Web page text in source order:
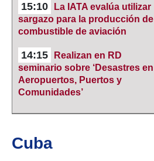
15:10
La IATA evalúa utilizar
sargazo para la producción de
combustible de aviación
14:15
Realizan en RD
seminario sobre ‘Desastres en
Aeropuertos, Puertos y
Comunidades’
Cuba